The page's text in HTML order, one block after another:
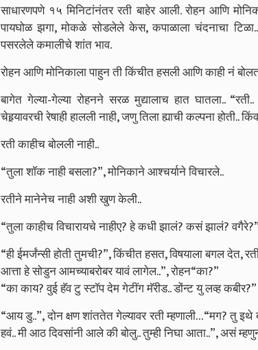
साधारणपणे १५ मिनिटांनंतर रती बाहेर आली. रोहन आणि
पायघोळ झगा, मोकळे सोडलेले केस, कपाळाला चंदनाचा टिळा..
पसरलेले कमालीचे शांत भाव.
रोहन आणि मोनिकाला पाहुन ती किंचीत हसली आणि काही नं
बागेत गेल्या-गेल्या रोहनने सरळ मुद्यालाच हात घातला..
चेहर्‍यावरची रेषाही हालली नाही, जणु तिला ह्याची कल्पना होती..
रती काहीच बोलली नाही..
“तुला शॉक नाही बसला?”, मोनिकाने आश्चर्याने विचारले..
रतीने मानेनेच नाही अशी खुण केली..
“तुला काहीच विचारायचे नाहीए? हे कधी झालं? कसं झालं? वगैरे?”
“ही ईमर्जंन्सी होती तुमची?”, किंचीत हसत, विषयाला बगल देत,
आत्ता हे सोडुन आमच्याबरोबर यावं लागेल..”, रोहन“का?”
“का काय? वुई हॅव टु स्टॉप देम गेटींग मॅरीड.. डोंन्ट यु लव्ह कबीर?”
“आय डु..”, दोन क्षण शांततेत गेल्यावर रती म्हणाली…“मग? तु इथे
हवं.. मी आठ दिवसांनी आले की बोलु.. तुम्ही निघा आता..”, असं